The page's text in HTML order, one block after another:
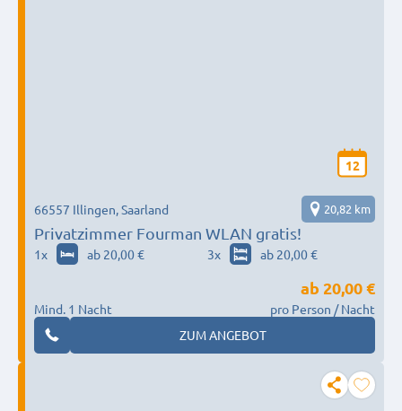
12
Privatzimmer Fourman WLAN gratis!
66557 Illingen, Saarland 20,82 km
1x ab 20,00 € 3x ab 20,00 €
Mind. 1 Nacht
ab 20,00 €
pro Person / Nacht
ZUM ANGEBOT